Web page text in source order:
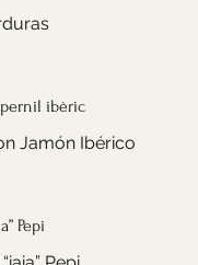
ibèric
Jamón Ibérico
Pepi